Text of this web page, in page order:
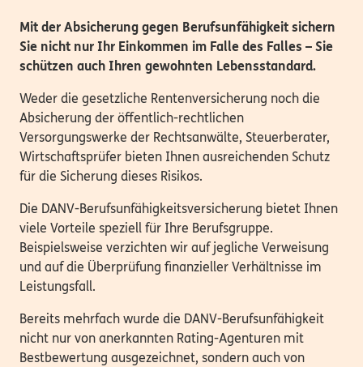
Mit der Absicherung gegen Berufsunfähigkeit sichern
Sie nicht nur Ihr Einkommen im Falle des Falles – Sie
schützen auch Ihren gewohnten Lebensstandard.
Weder die gesetzliche Rentenversicherung noch die
Absicherung der öffentlich-rechtlichen
Versorgungswerke der Rechtsanwälte, Steuerberater,
Wirtschaftsprüfer bieten Ihnen ausreichenden Schutz
für die Sicherung dieses Risikos.
Die DANV-Berufsunfähigkeitsversicherung bietet Ihnen
viele Vorteile speziell für Ihre Berufsgruppe.
Beispielsweise verzichten wir auf jegliche Verweisung
und auf die Überprüfung finanzieller Verhältnisse im
Leistungsfall.
Bereits mehrfach wurde die DANV-Berufsunfähigkeit
nicht nur von anerkannten Rating-Agenturen mit
Bestbewertung ausgezeichnet, sondern auch von